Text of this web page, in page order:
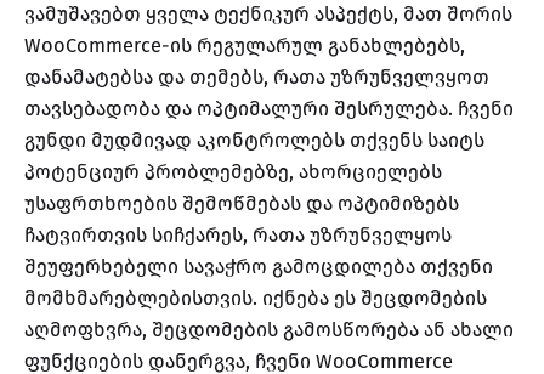
ვამუშავებთ ყველა ტექნიკურ ასპექტს, მათ შორის
WooCommerce-ის რეგულარულ განახლებებს,
დანამატებსა და თემებს, რათა უზრუნველვყოთ
თავსებადობა და ოპტიმალური შესრულება. ჩვენი
გუნდი მუდმივად აკონტროლებს თქვენს საიტს
პოტენციურ პრობლემებზე, ახორციელებს
უსაფრთხოების შემოწმებას და ოპტიმიზებს
ჩატვირთვის სიჩქარეს, რათა უზრუნველყოს
შეუფერხებელი სავაჭრო გამოცდილება თქვენი
მომხმარებლებისთვის. იქნება ეს შეცდომების
აღმოფხვრა, შეცდომების გამოსწორება ან ახალი
ფუნქციების დანერგვა, ჩვენი WooCommerce